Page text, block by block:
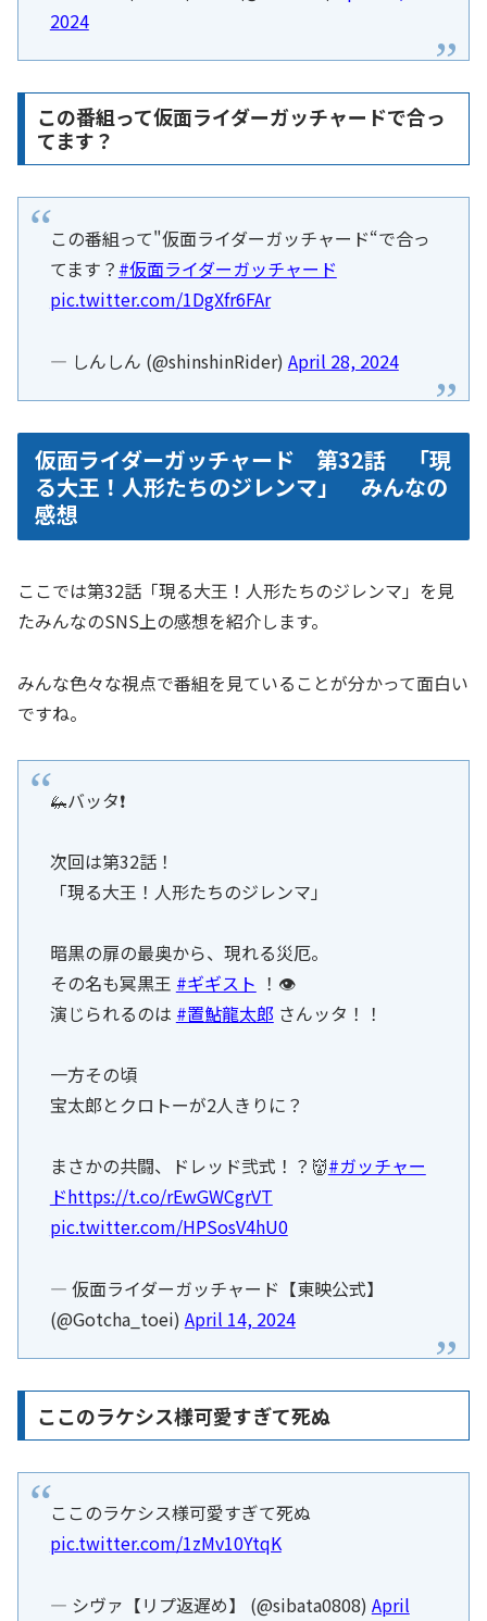
2024
この番組って仮面ライダーガッチャードで合っ
てます？
この番組って"仮面ライダーガッチャード“で合っ
てます？ #仮面ライダーガッチャード
pic.twitter.com/1DgXfr6FAr
— しんしん (@shinshinRider) April 28, 2024
仮面ライダーガッチャード 第32話 「現
る大王！人形たちのジレンマ」 みんなの
感想
ここでは第32話「現る大王！人形たちのジレンマ」を見
たみんなのSNS上の感想を紹介します。
みんな色々な視点で番組を見ていることが分かって面白い
ですね。
🦗バッタ❗️
次回は第32話！
「現る大王！人形たちのジレンマ」
暗黒の扉の最奥から、現れる災厄。
その名も冥黒王 #ギギスト ！👁️
演じられるのは #置鮎龍太郎 さんッタ！！
一方その頃
宝太郎とクロトーが2人きりに？
まさかの共闘、ドレッド弐式！？👹#ガッチャー
ドhttps://t.co/rEwGWCgrVT
pic.twitter.com/HPSosV4hU0
— 仮面ライダーガッチャード【東映公式】
(@Gotcha_toei) April 14, 2024
ここのラケシス様可愛すぎて死ぬ
ここのラケシス様可愛すぎて死ぬ
pic.twitter.com/1zMv10YtqK
— シヴァ【リプ返遅め】 (@sibata0808) April